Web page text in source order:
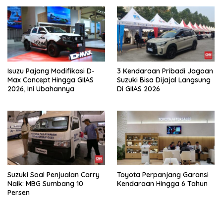
Isuzu Pajang Modifikasi D-
Max Concept Hingga GIIAS
2026, Ini Ubahannya
3 Kendaraan Pribadi Jagoan
Suzuki Bisa Dijajal Langsung
Di GIIAS 2026
Suzuki Soal Penjualan Carry
Naik: MBG Sumbang 10
Persen
Toyota Perpanjang Garansi
Kendaraan Hingga 6 Tahun